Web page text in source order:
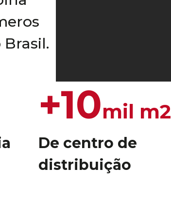
+10mil m2
De centro de
distribuição